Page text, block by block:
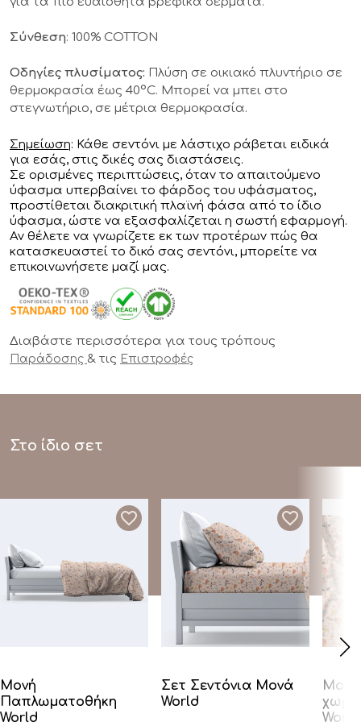
Σύνθεση: 100% COTTON
Οδηγίες πλυσίματος: Πλύση σε οικιακό πλυντήριο σε
θερμοκρασία έως 40°C. Μπορεί να μπει στο
στεγνωτήριο, σε μέτρια θερμοκρασία.
Σημείωση: Κάθε σεντόνι με λάστιχο ράβεται ειδικά
για εσάς, στις δικές σας διαστάσεις.
Σε ορισμένες περιπτώσεις, όταν το απαιτούμενο
ύφασμα υπερβαίνει το φάρδος του υφάσματος,
προστίθεται διακριτική πλαϊνή φάσα από το ίδιο
ύφασμα, ώστε να εξασφαλίζεται η σωστή εφαρμογή.
Αν θέλετε να γνωρίζετε εκ των προτέρων πώς θα
κατασκευαστεί το δικό σας σεντόνι, μπορείτε να
επικοινωνήσετε μαζί μας.
Διαβάστε περισσότερα για τους τρόπους
Παράδοσης & τις Επιστροφές
Στο ίδιο σετ
Μονή
Παπλωματοθήκη
World
Σετ Σεντόνια Μονά
World
Μονό
World